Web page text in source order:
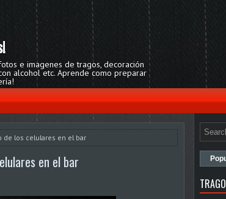
e imagenes de tragos, decoración
alcohol etc. Aprende como preparar
de los celulares en el bar
en el bar